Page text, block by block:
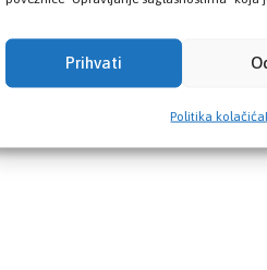
Prihvati
Politika kolačića
ZZO KS